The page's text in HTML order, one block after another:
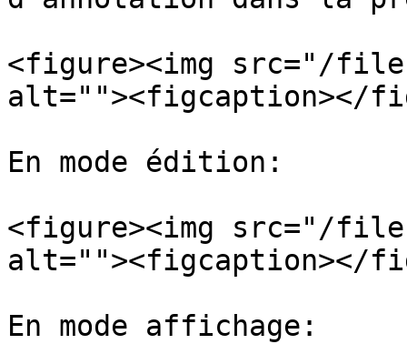
<figure><img src="/files/
alt=""><figcaption></
En mode édition:
<figure><img src="/files/
alt=""><figcaption></
En mode affichage: